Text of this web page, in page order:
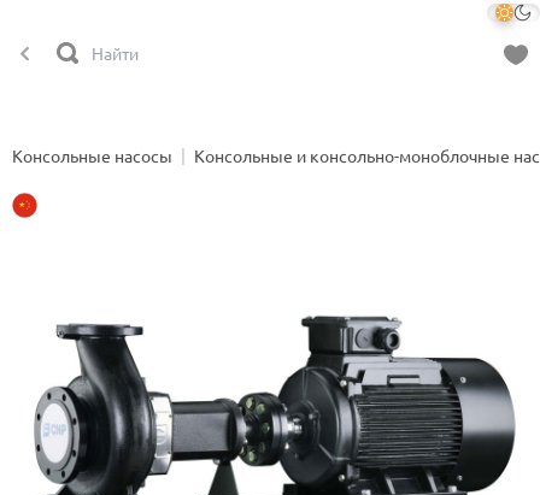
Консольные насосы Консольные и консольно-моноблочные